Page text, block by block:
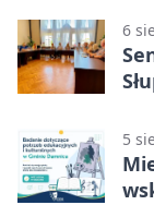
6
5